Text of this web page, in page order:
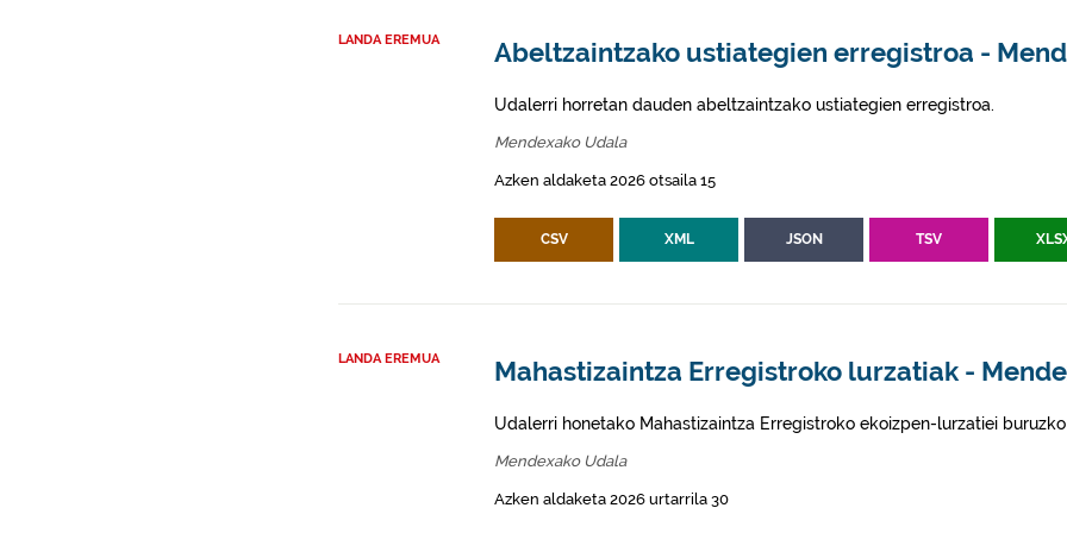
LANDA EREMUA Abeltzaintzako ustiategien erregistroa -
Udalerri horretan dauden abeltzaintzako ustiategien erregistroa.
Mendexako Udala
Azken aldaketa 2026 otsaila 15
CSV XML JSON TSV
LANDA EREMUA Mahastizaintza Erregistroko lurzatiak -
Udalerri honetako Mahastizaintza Erregistroko ekoizpen-lurzatiei
Mendexako Udala
Azken aldaketa 2026 urtarrila 30